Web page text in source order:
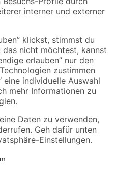
Die dargestellten Angebote sind unter
angegebenen Verfügbarkeiten beziehen
für Artikel mit Speditionsversand, hier